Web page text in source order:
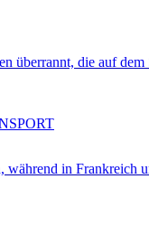
überrannt, die auf dem
während in Frankreich